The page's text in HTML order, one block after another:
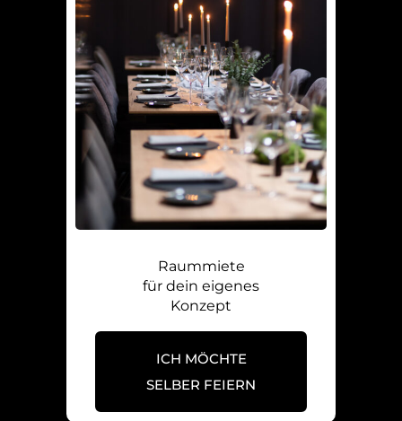
Raummiete
für dein eigenes
Konzept
ICH MÖCHTE
SELBER FEIERN